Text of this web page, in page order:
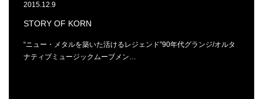
2015.12.9
STORY OF KORN
“ニュー・メタルを築いた活けるレジェンド”90年代グランジ/オルタ
ナティブミュージックムーブメン…